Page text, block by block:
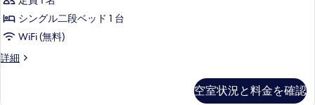
Bed
Ensuite
の
シングル二段ベッド 1 台
WiFi (無料)
詳細
Single
空室状況と料金を確認